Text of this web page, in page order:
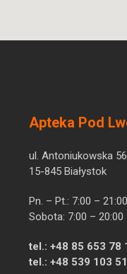
Apteka Pod
ul. Antoniukowska 56
15-845 Białystok
Pn. – Pt.: 7:00 – 21:00
Sobota: 7:00 – 20:00
tel.: +48 85 653 78
tel.: +48 539 103